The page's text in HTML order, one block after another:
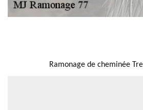
Ramonage de cheminée